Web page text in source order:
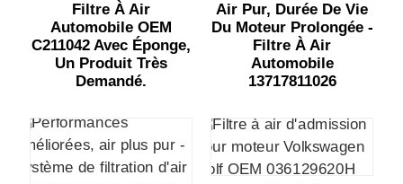
Filtre À Air
Automobile OEM
C211042 Avec Éponge,
Un Produit Très
Demandé.
Air Pur, Durée De Vie
Du Moteur Prolongée -
Filtre À Air
Automobile
13717811026